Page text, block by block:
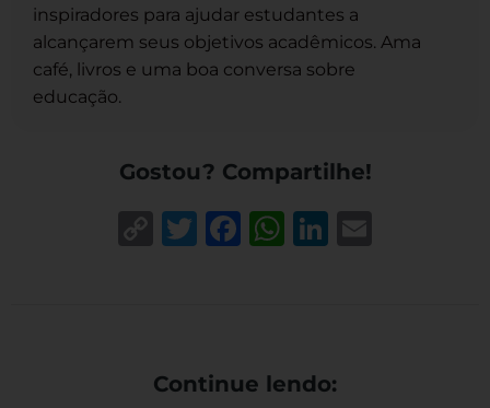
inspiradores para ajudar estudantes a
alcançarem seus objetivos acadêmicos. Ama
café, livros e uma boa conversa sobre
educação.
Gostou? Compartilhe!
CopyTwitter
Facebook
WhatsApp
LinkedIn
Continue lendo: